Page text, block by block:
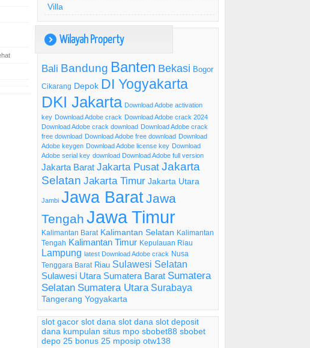
Villa
) Wilayah Property
Bali Bandung Banten Bekasi Bogor
Cikarang Depok DI Yogyakarta
DKI Jakarta Download Adobe activation
key Download Adobe crack Download Adobe crack 2024
Download Adobe crack download Download Adobe crack
free download Download Adobe free download Download
Adobe keygen Download Adobe license key Download
Adobe serial key download Download Adobe full version
Jakarta Barat Jakarta Pusat Jakarta
Selatan Jakarta Timur Jakarta Utara
Jambi Jawa BaratJawa
Tengah Jawa Timur
Kalimantan Barat Kalimantan Selatan Kalimantan
Tengah Kalimantan Timur Kepulauan Riau
Lampung latest Download Adobe crack Nusa
Tenggara Barat Riau Sulawesi Selatan
Sulawesi Utara Sumatera Barat Sumatera
Selatan Sumatera Utara Surabaya
Tangerang Yogyakarta
slot gacor slot dana slot dana slot deposit
dana kumpulan situs mpo sbobet88 sbobet
depo 25 bonus 25 mposip otw138